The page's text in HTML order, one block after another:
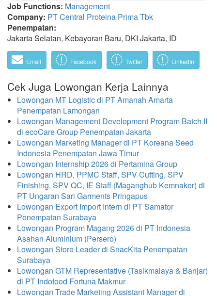
Job Functions: Management
Company: PT Central Proteina Prima Tbk
Penempatan:
Jakarta Selatan, Kebayoran Baru, DKI Jakarta, ID
Email Facebook Twitter LinkedIn
Cek Juga Lowongan Kerja Lainnya
Lowongan MT Logistic di PT Amanah Amarta
Penempatan Lamongan
Lowongan Management Development Program Batch II
di ecoCare Group Penempatan Jakarta
Lowongan Marketing Manager di PT Koreana Seed
Indonesia Penempatan Jawa Timur
Lowongan Internship 2026 di Pertamina Group
Lowongan HRD, PPMC Staff, SPV Cutting, SPV
Finishing, SPV QC, IE Staff (Maganghub Kemnaker) di
PT Ungaran Sari Garments Pringapus
Lowongan Export Import Intern di PT Samator
Penempatan Surabaya
Lowongan Program Magang 2026 di PT Indonesia
Asahan Aluminium (Persero)
Lowongan Store Leader di SnacKita Penempatan
Surabaya
Lowongan GTM Representative (Tasikmalaya & Banjar)
di PT Indofood Fortuna Makmur
Lowongan Trade Marketing Assistant Manager di